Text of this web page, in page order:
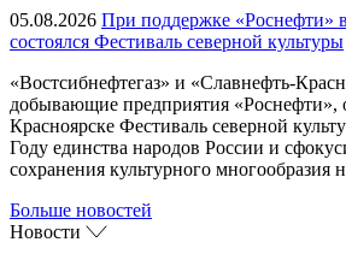
05.08.2026 При поддержке «Роснефти»
состоялся Фестиваль северной культуры
«Востсибнефтегаз» и «Славнефть-
добывающие предприятия «Роснефти»,
Красноярске Фестиваль северной
Году единства народов России и
сохранения культурного многообразия
Больше новостей
Новости